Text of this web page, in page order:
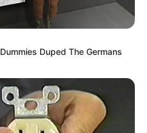
στο
Duped The Germans